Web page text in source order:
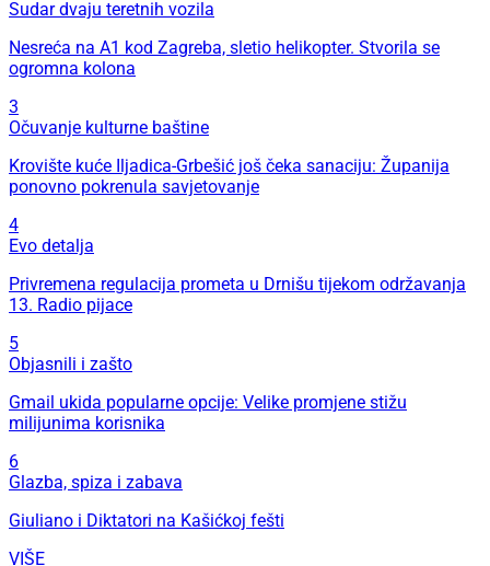
Sudar dvaju teretnih vozila
Nesreća na A1 kod Zagreba, sletio helikopter. Stvorila se
ogromna kolona
3
Očuvanje kulturne baštine
Krovište kuće Iljadica-Grbešić još čeka sanaciju: Županija
ponovno pokrenula savjetovanje
4
Evo detalja
Privremena regulacija prometa u Drnišu tijekom održavanja
13. Radio pijace
5
Objasnili i zašto
Gmail ukida popularne opcije: Velike promjene stižu
milijunima korisnika
6
Glazba, spiza i zabava
Giuliano i Diktatori na Kašićkoj fešti
VIŠE